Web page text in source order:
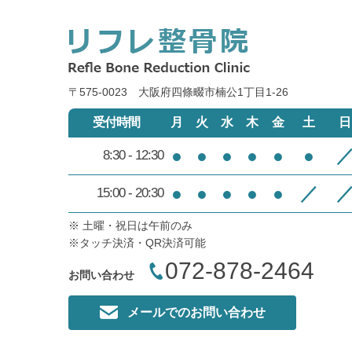
〒575-0023 大阪府四條畷市楠公1丁目1‐26
受付時間 月 火 水 木 金 土 日
8:30 - 12:30 ● ● ● ● ● ● ／
15:00 - 20:30 ● ● ● ● ● ／ ／
※ 土曜・祝日は午前のみ
※タッチ決済・QR決済可能
お問い合わせ 072-878-2464
メールでのお問い合わせ